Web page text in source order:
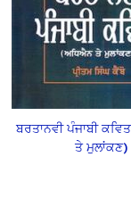
ਬਰਤਾਨਵੀ ਪੰਜਾਬੀ
ਤੇ ਮੁਲਾਂਕਣ)